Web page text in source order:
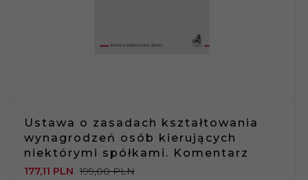
Ustawa o zasadach kształtowania
wynagrodzeń osób kierujących
niektórymi spółkami. Komentarz
177,11 PLN 199,00 PLN